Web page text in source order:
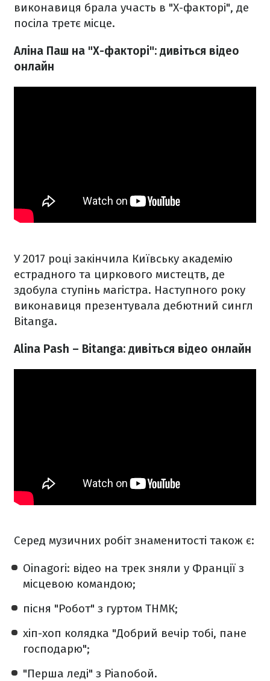
виконавиця брала участь в "Х-факторі", де
посіла третє місце.
Аліна Паш на "Х-факторі": дивіться відео
онлайн
У 2017 році закінчила Київську академію
естрадного та циркового мистецтв, де
здобула ступінь магістра. Наступного року
виконавиця презентувала дебютний сингл
Bitanga.
Alina Pash – Bitanga: дивіться відео онлайн
Серед музичних робіт знаменитості також є:
Oinagori: відео на трек зняли у Франції з
місцевою командою;
пісня "Робот" з гуртом ТНМК;
хіп-хоп колядка "Добрий вечір тобі, пане
господарю";
"Перша леді" з Pianoбой.